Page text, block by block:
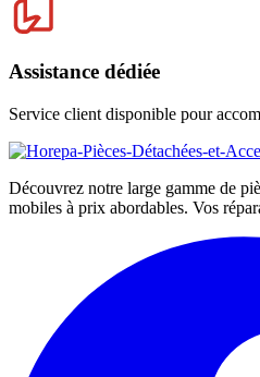
Assistance dédiée
Service client disponible pour
Découvrez notre large gamme de
mobiles à prix abordables. Vos